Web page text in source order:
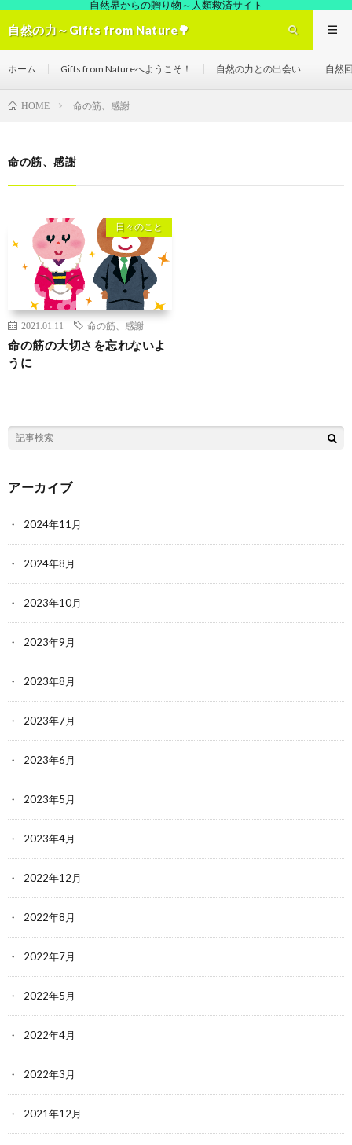
自然界からの贈り物～人類救済サイト
自然の力～Gifts from Nature🌳
ホーム Gifts from Natureへようこそ！ 自然の力との出会い 自然
HOME 命の筋、感謝
命の筋、感謝
日々のこと
2021.01.11 命の筋、感謝
命の筋の大切さを忘れないよ
うに
アーカイブ
2024年11月
2024年8月
2023年10月
2023年9月
2023年8月
2023年7月
2023年6月
2023年5月
2023年4月
2022年12月
2022年8月
2022年7月
2022年5月
2022年4月
2022年3月
2021年12月